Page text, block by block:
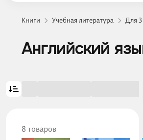
Книги Учебная литература Для 3
Английский
8 товаров